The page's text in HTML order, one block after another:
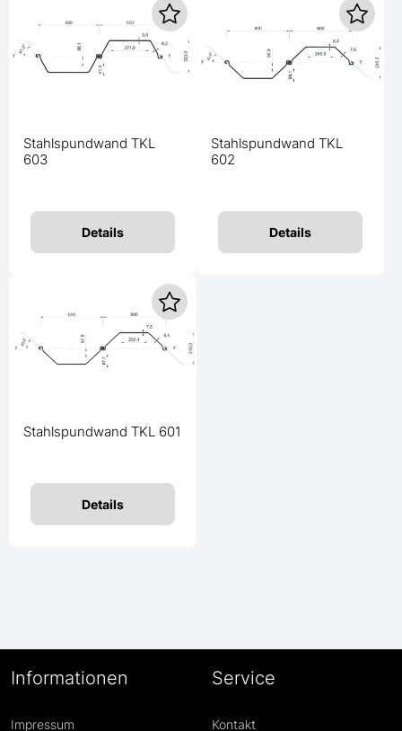
Stahlspundwand TKL
603
Details
Stahlspundwand TKL
602
Details
Stahlspundwand TKL 601
Details
Informationen
Impressum
Service
Kontakt